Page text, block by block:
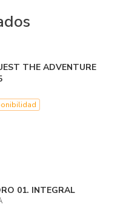
THE ADVENTURE
01. INTEGRAL